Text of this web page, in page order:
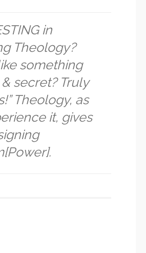
in
Theology?
something
secret? Truly
Theology, as
it, gives